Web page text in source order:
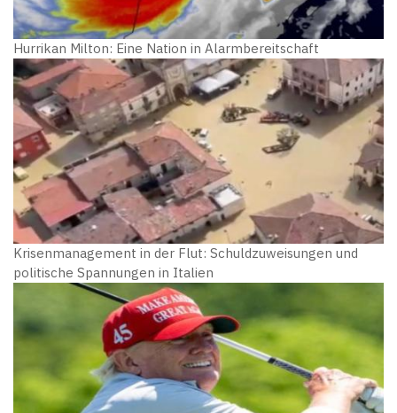
Hurrikan Milton: Eine Nation in Alarmbereitschaft
Krisenmanagement in der Flut: Schuldzuweisungen und
politische Spannungen in Italien